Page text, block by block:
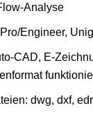
Analyse
Engineer,
CAD, E-
dwg, dxf,